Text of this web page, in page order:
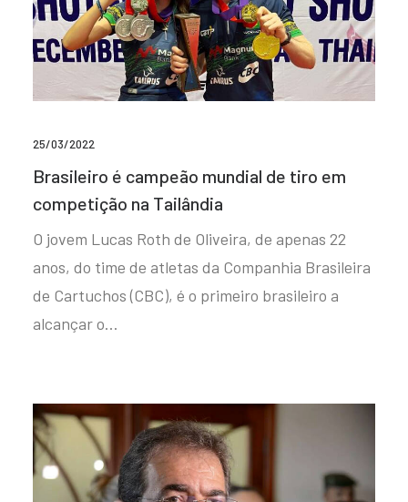
25/03/2022
Brasileiro é campeão mundial de tiro em
competição na Tailândia
O jovem Lucas Roth de Oliveira, de apenas 22
anos, do time de atletas da Companhia Brasileira
de Cartuchos (CBC), é o primeiro brasileiro a
alcançar o…